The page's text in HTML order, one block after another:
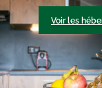
Voir les